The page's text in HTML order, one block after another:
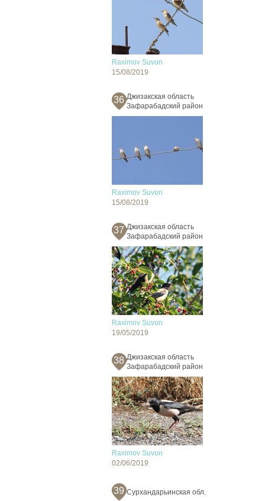
Raximov Suvon
15/08/2019
36 Джизакская область
Зафарабадский район
Raximov Suvon
15/08/2019
37 Джизакская область
Зафарабадский район
Raximov Suvon
19/05/2019
38 Джизакская область
Зафарабадский район
Raximov Suvon
02/06/2019
39 Сурхандарьинская обл.